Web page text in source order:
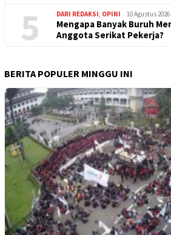
5 DARI REDAKSI, OPINI 10 Agustus 2026
Mengapa Banyak Buruh
Anggota Serikat Pekerja?
BERITA POPULER MINGGU INI